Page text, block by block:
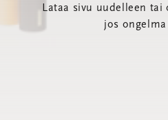
Lataa sivu uudelleen tai
jos